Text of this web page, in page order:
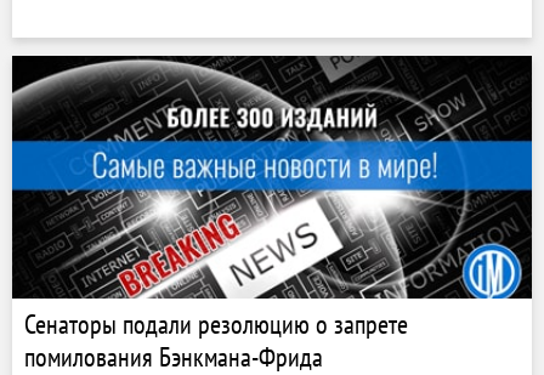
Сенаторы подали резолюцию о запрете
помилования Бэнкмана-Фрида